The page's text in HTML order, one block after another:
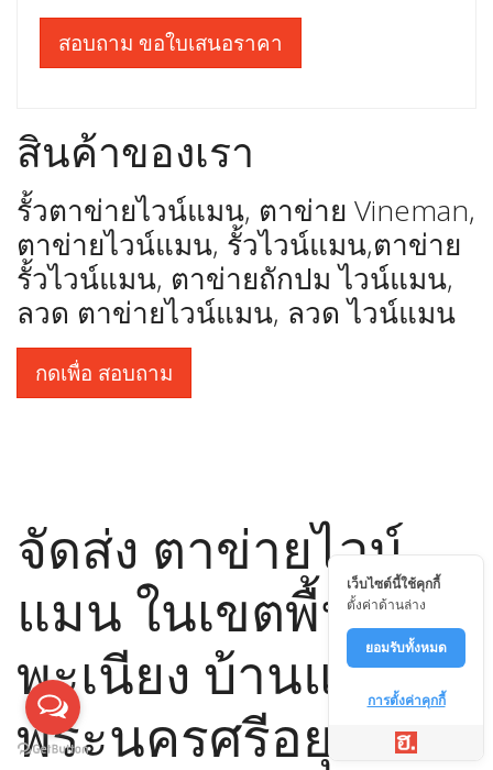
สอบถาม ขอใบเสนอราคา
สินค้าของเรา
รั้วตาข่ายไวน์แมน, ตาข่าย Vineman,
ตาข่ายไวน์แมน, รั้วไวน์แมน,ตาข่าย
รั้วไวน์แมน, ตาข่ายถักปม ไวน์แมน,
ลวด ตาข่ายไวน์แมน, ลวด ไวน์แมน
กดเพื่อ สอบถาม
จัดส่ง ตาข่ายไวน์
แมน ในเขตพื้นที่ สำ
พะเนียง บ้านแพรก
พระนครศรีอยุธยา
เว็บไซต์นี้ใช้คุกกี้
ตั้งค่าด้านล่าง
ยอมรับทั้งหมด
การตั้งค่าคุกกี้